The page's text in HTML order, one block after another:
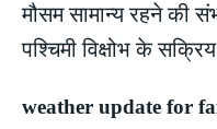
मौसम सामान्य रहने की
पश्चिमी विक्षोभ के
weather update for